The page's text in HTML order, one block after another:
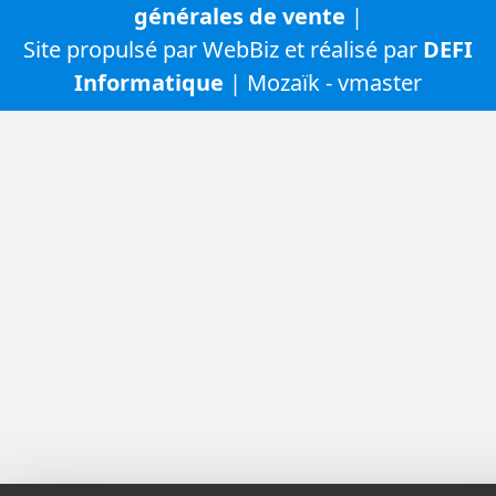
générales de vente |
Site propulsé par WebBiz et réalisé par DEFI
Informatique | Mozaïk - vmaster